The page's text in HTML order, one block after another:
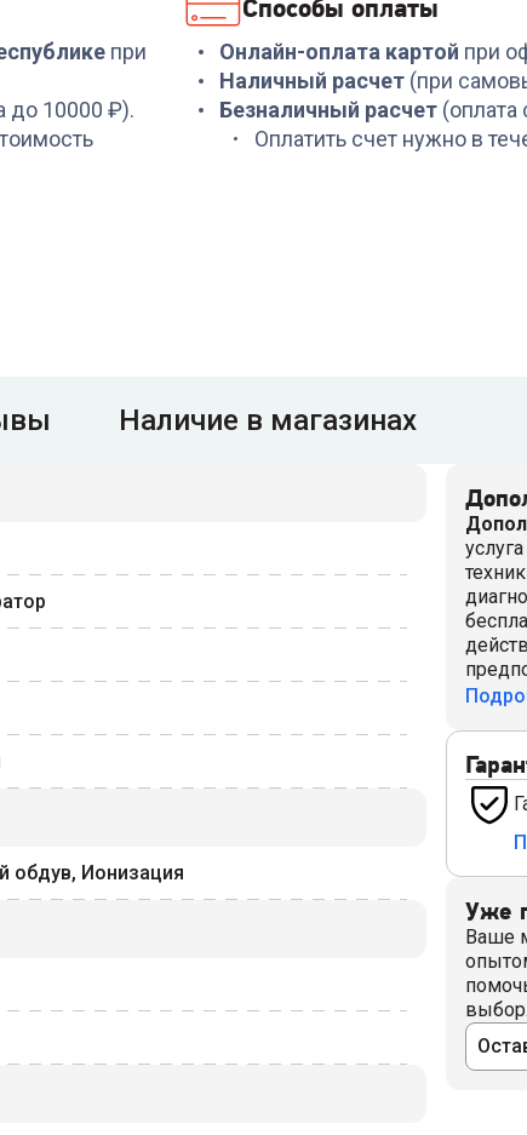
₽ 30 849
при
до 10000 ₽).
Способы оплаты
Онлайн-оплата картой при
Наличный расчет (при
Безналичный расчет (оплата
Оплатить счет нужно в
Наличие в магазинах
обдув, Ионизация
Уже
Ваше